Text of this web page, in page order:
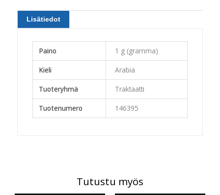
Lisätiedot
Paino 1 g (gramma)
Kieli Arabia
Tuoteryhmä Traktaatti
Tuotenumero 146395
Tutustu myös